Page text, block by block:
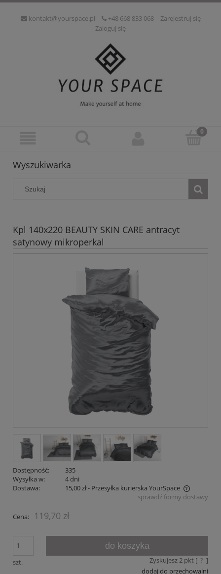
kontakt@yourspace.pl +48 668 833 068
Zarejestruj się
Zaloguj się
Wyszukiwarka
Kpl 140x220 BEAUTY SKIN CARE antracyt
satynowy mikroperkal
Dostępność:
335
Wysyłka w:
4 dni
Dostawa:
15,00 zł- Przesyłka kurierska YourSpace
Cena nie zawiera ewentualnych kosztów płatnościsprawdź formy dostawy
Cena: 119,70 zł
szt.
do koszyka
Zyskujesz2pkt [ ? ]
dodaj do przechowalni